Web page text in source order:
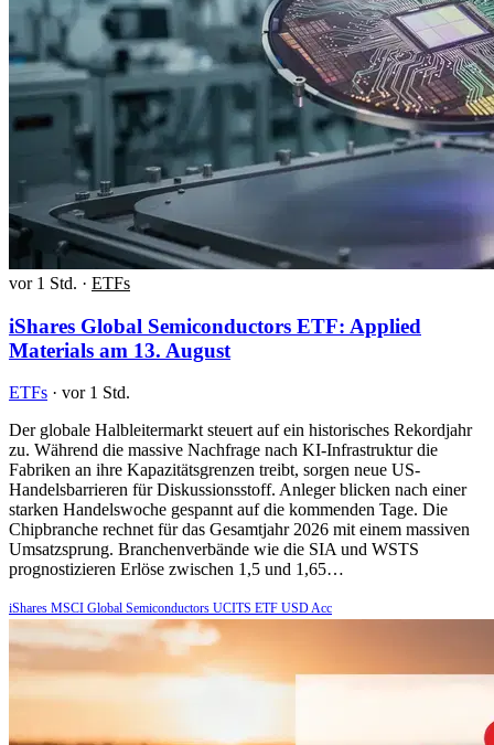
vor 1 Std. · ETFs
iShares Global Semiconductors ETF: Applied
Materials am 13. August
ETFs · vor 1 Std.
Der globale Halbleitermarkt steuert auf ein historisches Rekordjahr
zu. Während die massive Nachfrage nach KI-Infrastruktur die
Fabriken an ihre Kapazitätsgrenzen treibt, sorgen neue US-
Handelsbarrieren für Diskussionsstoff. Anleger blicken nach einer
starken Handelswoche gespannt auf die kommenden Tage. Die
Chipbranche rechnet für das Gesamtjahr 2026 mit einem massiven
Umsatzsprung. Branchenverbände wie die SIA und WSTS
prognostizieren Erlöse zwischen 1,5 und 1,65…
iShares MSCI Global Semiconductors UCITS ETF USD Acc